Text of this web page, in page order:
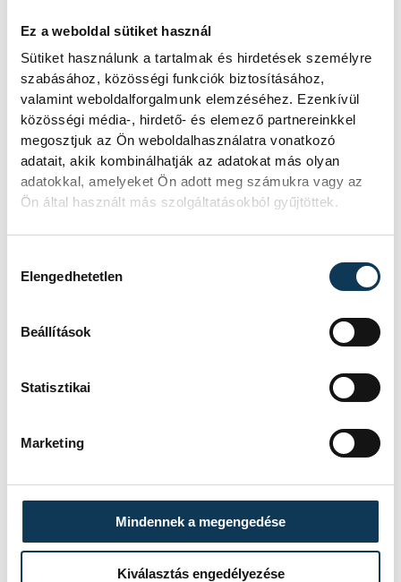
Ez a weboldal sütiket használ
Sütiket használunk a tartalmak és hirdetések személyre
szabásához, közösségi funkciók biztosításához,
valamint weboldalforgalmunk elemzéséhez. Ezenkívül
közösségi média-, hirdető- és elemező partnereinkkel
megosztjuk az Ön weboldalhasználatra vonatkozó
adatait, akik kombinálhatják az adatokat más olyan
adatokkal, amelyeket Ön adott meg számukra vagy az
Ön által használt más szolgáltatásokból gyűjtöttek.
Elengedhetetlen
Beállítások
Statisztikai
Marketing
Mindennek a megengedése
Kiválasztás engedélyezése
politika Választás 2018
SZERZŐ
Ge. Á.
FOTÓS
Kovács
Bálint